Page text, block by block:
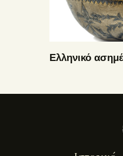
Ελληνικό